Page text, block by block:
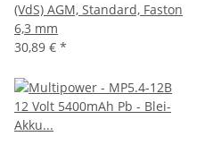
(VdS) AGM, Standard, Faston
6,3 mm
30,89 € *